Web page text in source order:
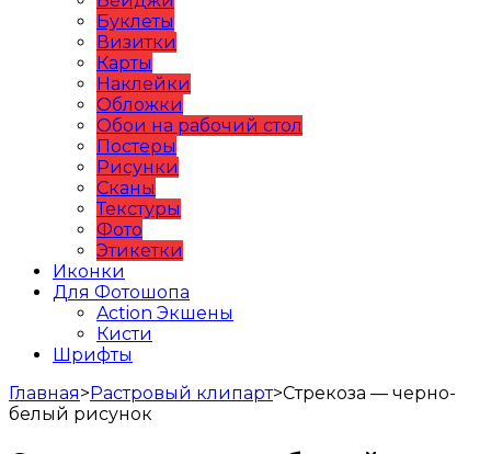
Буклеты
Визитки
Карты
Наклейки
Обложки
Обои на рабочий стол
Постеры
Рисунки
Сканы
Текстуры
Фото
Этикетки
Иконки
Для Фотошопа
Action Экшены
Кисти
Шрифты
Главная>Растровый клипарт>Стрекоза — черно-
белый рисунок